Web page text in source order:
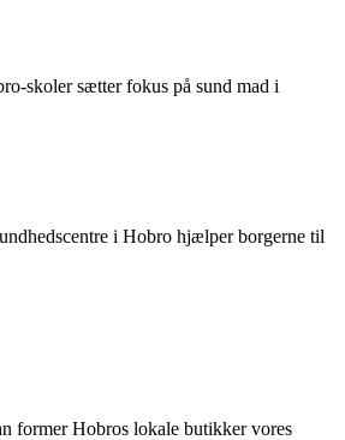
skoler sætter fokus på sund mad i
i Hobro hjælper borgerne til
former Hobros lokale butikker vores